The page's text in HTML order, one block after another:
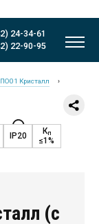
24-34-61
22-90-95
Кристалл
›
IP20 Кп
≤1%